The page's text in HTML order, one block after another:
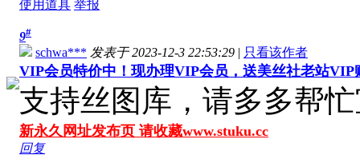
使用道具 举报
9#
schwa*** 发表于 2023-12-3 22:53:29 | 只看该作者
VIP会员特价中！现办理VIP会员，送美丝社老站VIP
支持丝图库，请多多帮
新永久网址发布页 请收藏www.stuku.cc
回复